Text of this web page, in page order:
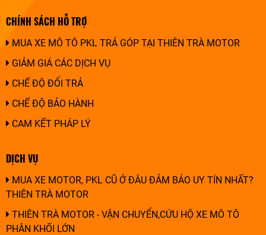
CHÍNH SÁCH HỖ TRỢ
MUA XE MÔ TÔ PKL TRẢ GÓP TẠI THIÊN TRÀ MOTOR
GIẢM GIÁ CÁC DỊCH VỤ
CHẾ ĐỘ ĐỔI TRẢ
CHẾ ĐỘ BẢO HÀNH
CAM KẾT PHÁP LÝ
DỊCH VỤ
MUA XE MOTOR, PKL CŨ Ở ĐÂU ĐẢM BẢO UY TÍN NHẤT?
THIÊN TRÀ MOTOR
THIÊN TRÀ MOTOR - VẬN CHUYỂN,CỨU HỘ XE MÔ TÔ
PHÂN KHỐI LỚN